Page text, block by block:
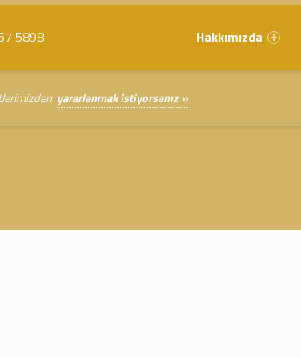
5898
Hakkımızda
yararlanmak istiyorsanız »